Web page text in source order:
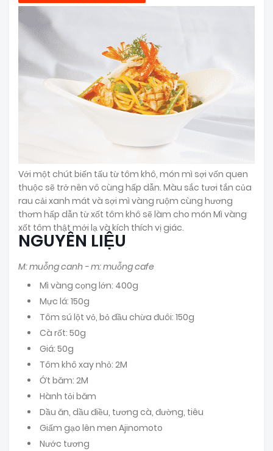
Với một chút biến tấu từ tôm khô, món mì sợi vốn quen
thuộc sẽ trở nên vô cùng hấp dẫn. Màu sắc tươi tắn của
rau cải xanh mát và sợi mì vàng ruộm cùng hương
thơm hấp dẫn từ xốt tôm khô sẽ làm cho món Mì vàng
xốt tôm thật mới lạ và kích thích vị giác.
NGUYÊN LIỆU
M: muỗng canh - m: muỗng cafe
Mì vàng cọng lớn: 400g
Mực lá: 150g
Tôm sú lột vỏ, bỏ đầu chừa đuôi: 150g
Cà rốt: 50g
Giá: 50g
Tôm khô xay nhỏ: 2M
Ớt băm: 2M
Hành tỏi băm
Dầu ăn, dầu điều, tương cà, đường, tiêu
Giấm gạo lên men Ajinomoto
Nước tương